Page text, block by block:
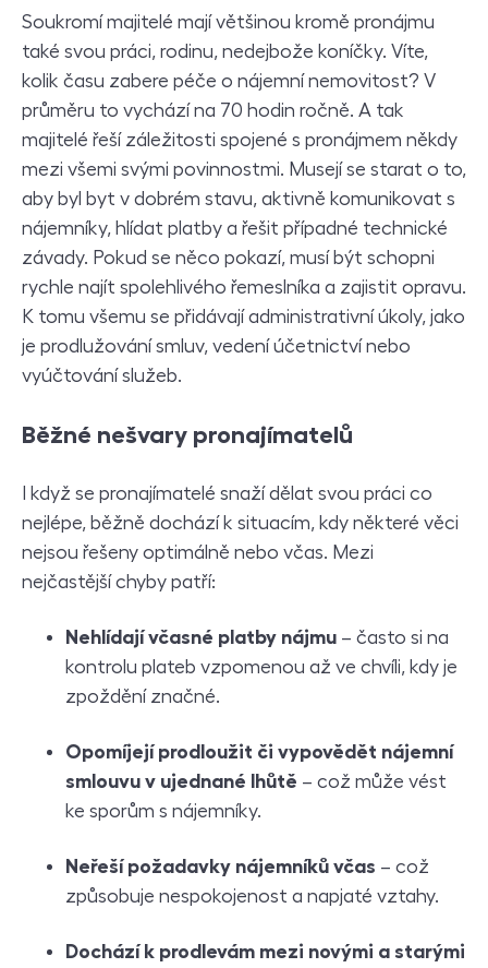
Soukromí majitelé mají většinou kromě pronájmu
také svou práci, rodinu, nedejbože koníčky. Víte,
kolik času zabere péče o nájemní nemovitost? V
průměru to vychází na 70 hodin ročně. A tak
majitelé řeší záležitosti spojené s pronájmem někdy
mezi všemi svými povinnostmi. Musejí se starat o to,
aby byl byt v dobrém stavu, aktivně komunikovat s
nájemníky, hlídat platby a řešit případné technické
závady. Pokud se něco pokazí, musí být schopni
rychle najít spolehlivého řemeslníka a zajistit opravu.
K tomu všemu se přidávají administrativní úkoly, jako
je prodlužování smluv, vedení účetnictví nebo
vyúčtování služeb.
Běžné nešvary pronajímatelů
I když se pronajímatelé snaží dělat svou práci co
nejlépe, běžně dochází k situacím, kdy některé věci
nejsou řešeny optimálně nebo včas. Mezi
nejčastější chyby patří:
Nehlídají včasné platby nájmu – často si na
kontrolu plateb vzpomenou až ve chvíli, kdy je
zpoždění značné.
Opomíjejí prodloužit či vypovědět nájemní
smlouvu v ujednané lhůtě – což může vést
ke sporům s nájemníky.
Neřeší požadavky nájemníků včas – což
způsobuje nespokojenost a napjaté vztahy.
Dochází k prodlevám mezi novými a starými